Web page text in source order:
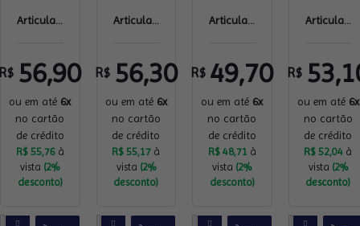
Articula...
56,90
ou em até 6x
no cartão
de crédito
R$ 55,76à
vista (2%
desconto)
Articula...
R$ 56,30
ou em até 6x
no cartão
de crédito
R$ 55,17 à
vista (2%
desconto)
Articula...
R$ 49,70
ou em até 6x
no cartão
de crédito
R$ 48,71 à
vista (2%
desconto)
Articula...
R$
ou em até 6x
no cartão
de crédito
R$ 52,04 à
vista (2%
desconto)